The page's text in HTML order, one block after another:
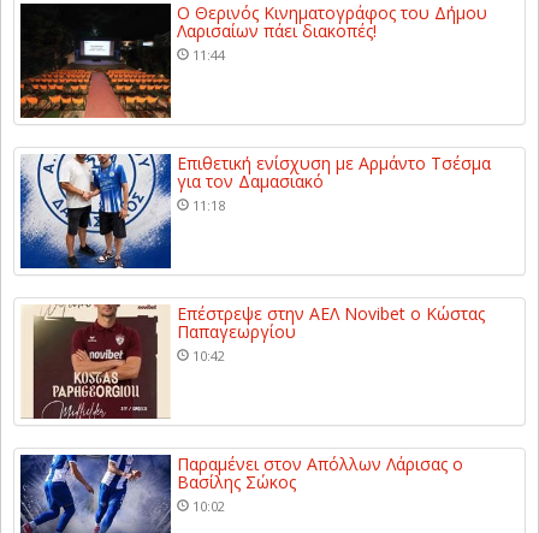
Ο Θερινός Κινηματογράφος του Δήμου
Λαρισαίων πάει διακοπές!
11:44
Επιθετική ενίσχυση με Αρμάντο Τσέσμα
για τον Δαμασιακό
11:18
Επέστρεψε στην ΑΕΛ Novibet ο Κώστας
Παπαγεωργίου
10:42
Παραμένει στον Απόλλων Λάρισας ο
Βασίλης Σώκος
10:02